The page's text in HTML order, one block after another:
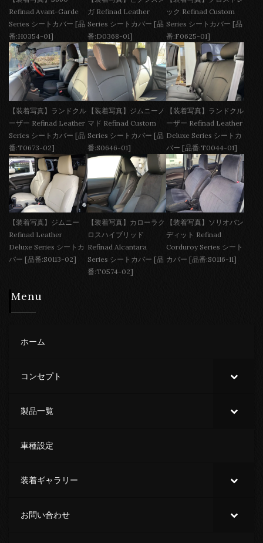
Refinad Avant-Garde
Series シートカバー [品
番:H0354-01]
ガ Refinad Leather
Series シートカバー [品
番:D0368-01]
ック Refinad Custom
Series シートカバー [品
番:F0625-01]
【装着写真】ランドクル
ーザー Refinad Leather
Series シートカバー [品
番:T0673-02]
【装着写真】ジムニーノ
マド Refinad Custom
Series シートカバー [品
番:S0646-01]
【装着写真】ランドクル
ーザー Refinad Leather
Deluxe Series シートカ
バー [品番:T0044-01]
【装着写真】ジムニー
Refinad Leather
Deluxe Series シートカ
バー [品番:S0113-02]
【装着写真】カローラク
ロスハイブリッド
Refinad Alcantara
Series シートカバー [品
番:T0574-02]
【装着写真】ソリオバン
ディット Refinad
Corduroy Series シート
カバー [品番:S0116-11]
Menu
ホーム
コンセプト
製品一覧
車種設定
装着ギャラリー
お問い合わせ